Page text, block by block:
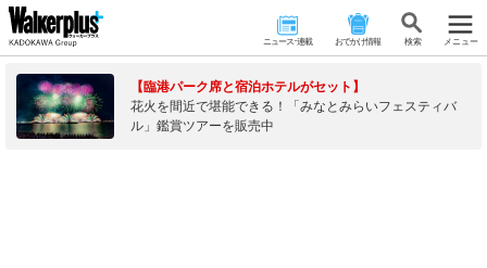
ニュース･連載 おでかけ情報 検 索 メニュー
【臨港パーク席と宿泊ホテルがセット】
花火を間近で堪能できる！「みなとみらいフェスティバ
ル」鑑賞ツアーを販売中